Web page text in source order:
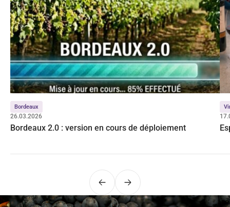
Bordeaux
26.03.2026
Bordeaux 2.0 : version en cours de déploiement
PrécédentSuivant